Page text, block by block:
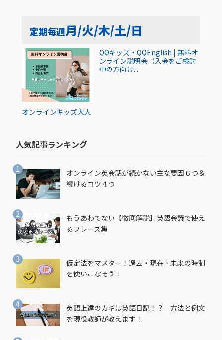
定期毎週月/火/木/土/日
オンラインキッズ大人
QQキッズ・QQEnglish | 無料オ
ンライン説明会（入会をご検討
中の方向け...
人気記事ランキング​
オンライン英会話が続かない主な要因６つ＆
続けるコツ４つ
もうあわてない【徹底解説】英語会議で使え
るフレーズ集
仮定法をマスター！過去・現在・未来の時制
を使いこなそう！
英語上達のカギは英語日記！？ 方法と例文
を現役教師が教えます！